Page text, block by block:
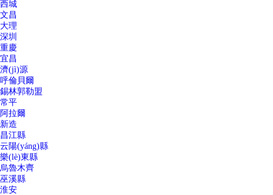
西城
文昌
大理
深圳
重慶
宜昌
濟(jì)源
呼倫貝爾
錫林郭勒盟
常平
阿拉爾
新造
昌江縣
云陽(yáng)縣
樂(lè)東縣
烏魯木齊
巫溪縣
淮安